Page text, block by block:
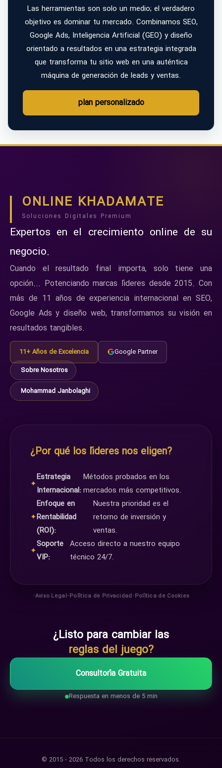
Las herramientas son solo un medio; el verdadero
objetivo es dominar tu mercado. Combinamos SEO,
Google Ads, Inteligencia Artificial (GEO) y diseño
orientado a resultados en una estrategia integrada
que transforma tu sitio web en una auténtica
máquina de generación de leads y ventas.
plan personalizado
ONLINE KHADAMATE
Soluciones Digitales Premium
Expertos en el crecimiento online de su
negocio.
Cuando el resultado final importa, solo tiene una
opción... Potenciando marcas líderes desde 2015. Con
más de 11 años de experiencia internacional en SEO,
Google Ads y diseño web, transformamos su visión en
resultados tangibles.
11+ Años de Excelencia
Google Partner
Sobre Nosotros
Mohammad Janbolaghi
¿Por qué los líderes nos eligen?
✦
Estrategia
Internacional:
Métodos probados en los
mercados más competitivos.
✦
Enfoque en
Rentabilidad
(ROI):
Nuestra prioridad es el
retorno de inversión y
ventas.
✦
Soporte
VIP:
Acceso directo a nuestro equipo
técnico 24/7.
•Aviso Legal•Política de Privacidad•Política de Cookies
¿Listo para cambiar las
reglas del juego?
Consultoría Gratuita
Respuesta en menos de 5 min
© 2015 - 2026 Todos los derechos reservados.